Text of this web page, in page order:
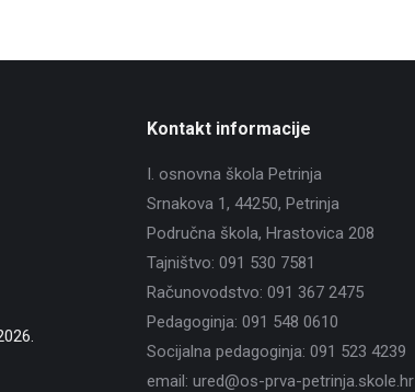
Kontakt informacije
I. osnovna škola Petrinja
Srnakova 1, 44250, Petrinja
Područna škola, Hrastovica 208
Tajništvo: 091 530 7581
Računovodstvo: 091 367 2475
Pedagoginja: 091 548 0610
Socijalna pedagoginja: 091 523 4239
email: ured@os-prva-petrinja.skole.hr